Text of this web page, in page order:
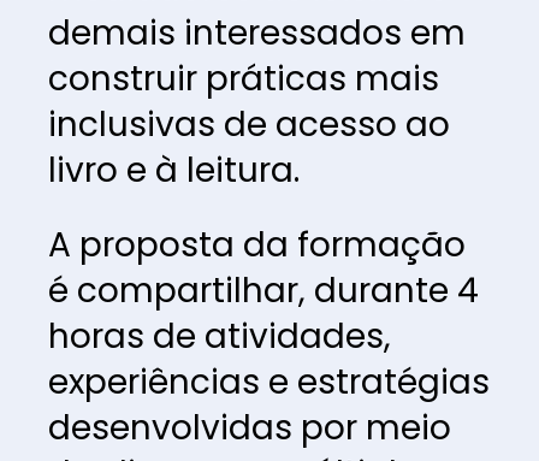
demais interessados em
construir práticas mais
inclusivas de acesso ao
livro e à leitura.
A proposta da formação
é compartilhar, durante 4
horas de atividades,
experiências e estratégias
desenvolvidas por meio